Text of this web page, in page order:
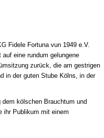
Fidele Fortuna vun 1949 e.V.
auf eine rundum gelungene
zurück, die am gestrigen
in der guten Stube Kölns, in der
kölschen Brauchtum und
ihr Publikum mit einem